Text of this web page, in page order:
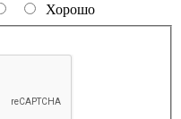
Хорошо